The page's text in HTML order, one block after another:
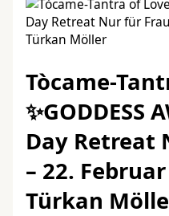
Tòcame-
✨️GODDESS
Day Retreat
– 22.
Türkan